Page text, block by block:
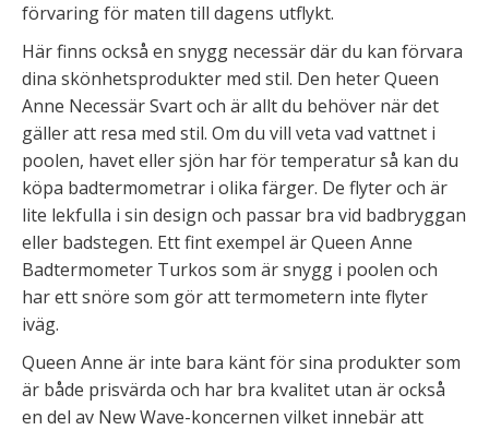
förvaring för maten till dagens utflykt.
Här finns också en snygg necessär där du kan förvara
dina skönhetsprodukter med stil. Den heter Queen
Anne Necessär Svart och är allt du behöver när det
gäller att resa med stil. Om du vill veta vad vattnet i
poolen, havet eller sjön har för temperatur så kan du
köpa badtermometrar i olika färger. De flyter och är
lite lekfulla i sin design och passar bra vid badbryggan
eller badstegen. Ett fint exempel är Queen Anne
Badtermometer Turkos som är snygg i poolen och
har ett snöre som gör att termometern inte flyter
iväg.
Queen Anne är inte bara känt för sina produkter som
är både prisvärda och har bra kvalitet utan är också
en del av New Wave-koncernen vilket innebär att